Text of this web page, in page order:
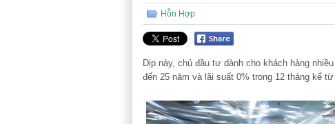
Hỗn Hợp
Dịp này, chủ đầu tư dành cho khách hàng
đến 25 năm và lãi suất 0% trong 12 tháng kể từ